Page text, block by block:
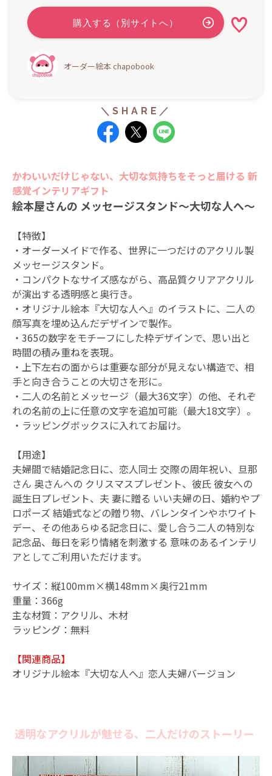
オーダー絵本 chapobook
かわいいだけじゃない、大切な気持ちをそっと届ける 新
感覚インテリアギフト
絵本屋さんの メッセージスタンド～大切な人へ～
【特徴】
・オーダーメイドで作る、世界に一つだけのアクリル製
メッセージスタンド。
・コンパクトなサイズ感ながら、高品質クリアアクリル
が演出する透明感と奥行き。
・ オリジナル絵本『大切な人へ』 のイラストに、二人の
顔写真を埋め込んだデザインで製作。
・365の数字をモチーフにした枠デザインで、思い出と
時間の積み重ねを表現。
・上下左右の面からは重要な部分が見えない構造で、相
手と向き合うことの大切さを形に。
・二人の名前とメッセージ（最大36文字）の他、それぞ
れの名前の上に任意の文字を追加可能（最大18文字）。
・ラッピングボックスに入れてお届け。
【用途】
夫婦間で結婚記念日に、恋人同士 交際の周年祝い、旦那
さん 奥さんへの クリスマスプレゼント、彼氏 彼女への
誕生日プレゼント、夫 妻に贈る いい夫婦の日、婚約やプ
ロポーズ 結婚式などの贈り物、バレンタインやホワイト
デー、その他あらゆる記念日に、愛し合う二人の特別な
記念品、毎日を彩り情緒を刺激する 意味のあるインテリ
アとしてご利用いただけます。
サイズ：縦100mm×横148mm×奥行21mm
重量：366g
主な材質：アクリル、木材
ラッピング：無料
【関連商品】
オリジナル絵本『大切な人へ』恋人夫婦バージョン
透明なアクリルが魅せる、二人だけのストーリー